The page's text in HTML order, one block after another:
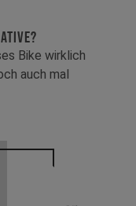
Bike wirklich
auch mal